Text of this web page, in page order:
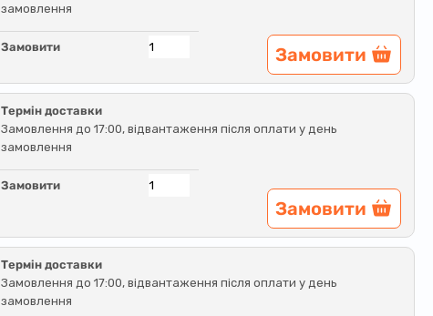
замовлення
Замовити Замовити
Термін доставки
Замовлення до 17:00, відвантаження після оплати у день
замовлення
Замовити
Замовити
Термін доставки
Замовлення до 17:00, відвантаження після оплати у день
замовлення